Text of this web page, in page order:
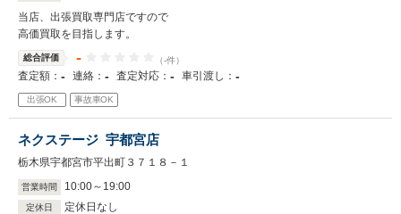
当店、出張買取専門店ですので
高価買取を目指します。
総合評価 - （-件）
査定額： - 連絡： - 査定対応： - 車引渡し： -
出張OK 事故車OK
ネクステージ 宇都宮店
栃木県宇都宮市平出町３７１８－１
営業時間 10:00～ 19:00
定休日
定休日なし